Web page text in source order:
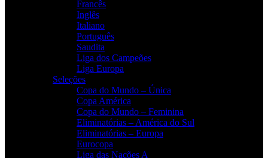
Francês
Inglês
Italiano
Português
Saudita
Liga dos Campeões
Liga Europa
Seleções
Copa do Mundo – Única
Copa América
Copa do Mundo – Feminina
Eliminatórias – América do Sul
Eliminatórias – Europa
Eurocopa
Liga das Nações A